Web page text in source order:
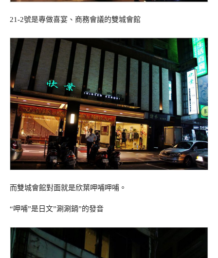
21-2號是專做喜宴、商務會議的雙城會館
而雙城會館對面就是欣葉呷哺呷哺。
“呷哺”是日文”涮涮鍋”的發音